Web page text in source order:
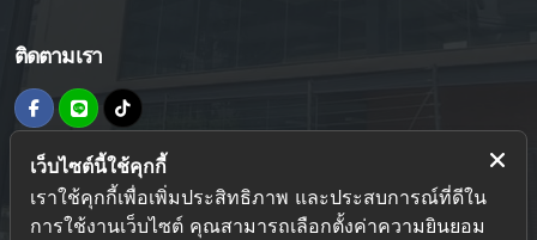
ติดตามเรา
ข้อมูลเพิ่มเติม
นโยบายความเป็นส่วนตัว
เว็บไซต์นี้ใช้คุกกี้
เราใช้คุกกี้เพื่อเพิ่มประสิทธิภาพ และประสบการณ์ที่ดีใน
การใช้งานเว็บไซต์ คุณสามารถเลือกตั้งค่าความยินยอม